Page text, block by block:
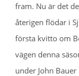
fram. Nu är det
återigen flödar i
första kvitto om
vägen denna
under John